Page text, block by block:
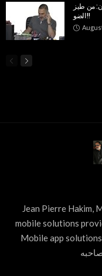
من طيز
الضو!!
Jean Pierre Hakim,
mobile solutions
Mobile app solutions قول الحقيقة مهما كانت صعبة… "الأنانية